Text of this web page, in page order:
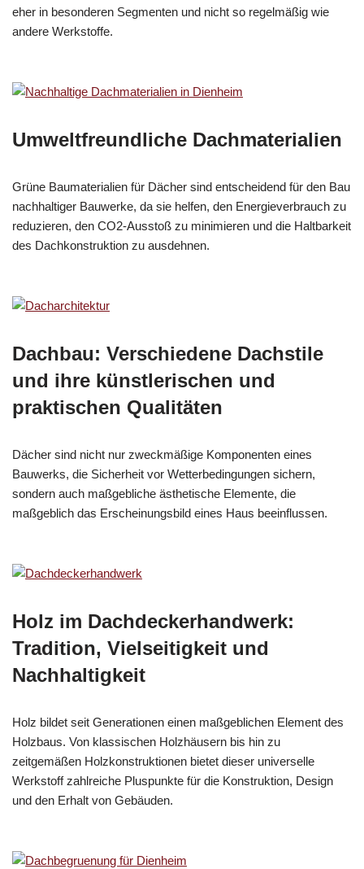
eher in besonderen Segmenten und nicht so regelmäßig wie
andere Werkstoffe.
Umweltfreundliche Dachmaterialien
Grüne Baumaterialien für Dächer sind entscheidend für den Bau
nachhaltiger Bauwerke, da sie helfen, den Energieverbrauch zu
reduzieren, den CO2-Ausstoß zu minimieren und die Haltbarkeit
des Dachkonstruktion zu ausdehnen.
Dachbau: Verschiedene Dachstile
und ihre künstlerischen und
praktischen Qualitäten
Dächer sind nicht nur zweckmäßige Komponenten eines
Bauwerks, die Sicherheit vor Wetterbedingungen sichern,
sondern auch maßgebliche ästhetische Elemente, die
maßgeblich das Erscheinungsbild eines Haus beeinflussen.
Holz im Dachdeckerhandwerk:
Tradition, Vielseitigkeit und
Nachhaltigkeit
Holz bildet seit Generationen einen maßgeblichen Element des
Holzbaus. Von klassischen Holzhäusern bis hin zu
zeitgemäßen Holzkonstruktionen bietet dieser universelle
Werkstoff zahlreiche Pluspunkte für die Konstruktion, Design
und den Erhalt von Gebäuden.